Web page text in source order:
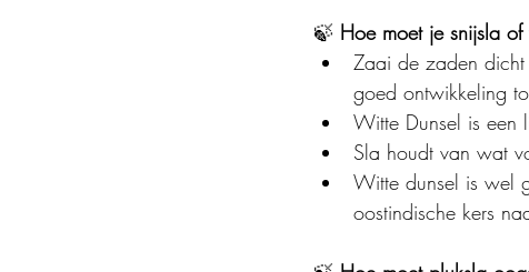
🍃 Hoe moet je snijsla
Zaai de zaden
goed ontwikkeling
Witte Dunsel is een
Sla houdt van wat
Witte dunsel is wel
oostindische kers